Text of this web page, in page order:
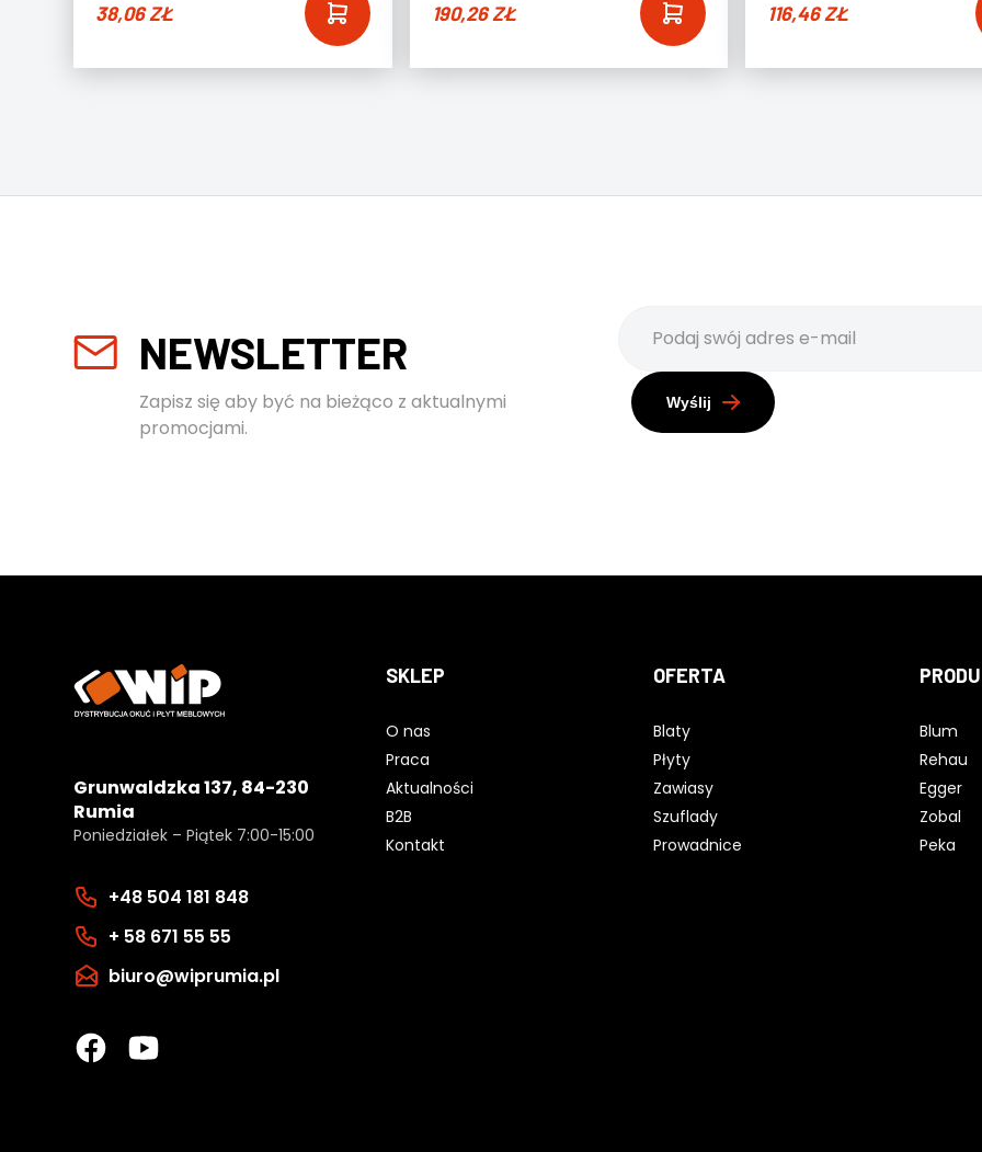
38,06ZŁ 190,26ZŁ 116,46ZŁ
NEWSLETTER
Zapisz się aby być na bieżąco z aktualnymi
promocjami.
Wyślij
Grunwaldzka 137, 84-230
Rumia
Poniedziałek – Piątek 7:00-15:00
+48 504 181 848
+ 58 671 55 55
biuro@wiprumia.pl
SKLEP
O nas
Praca
Aktualności
B2B
Kontakt
OFERTA
Blaty
Płyty
Zawiasy
Szuflady
Prowadnice
Blum
Rehau
Egger
Zobal
Peka